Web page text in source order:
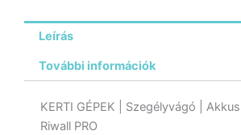
Leírás
További információk
KERTI GÉPEK | Szegélyvágó |
Riwall PRO